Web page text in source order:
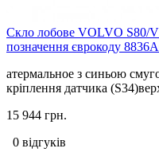
Скло лобове VOLVO S80/
позначення єврокоду
атермальное з синьою
кріплення датчика
15 944 грн.
0 відгуків